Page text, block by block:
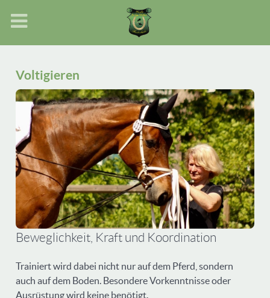
Voltigieren
Beweglichkeit, Kraft und Koordination
Trainiert wird dabei nicht nur auf dem Pferd, sondern
auch auf dem Boden. Besondere Vorkenntnisse oder
Ausrüstung wird keine benötigt.